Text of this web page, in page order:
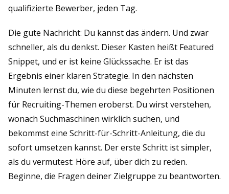
qualifizierte Bewerber, jeden Tag.
Die gute Nachricht: Du kannst das ändern. Und zwar
schneller, als du denkst. Dieser Kasten heißt Featured
Snippet, und er ist keine Glückssache. Er ist das
Ergebnis einer klaren Strategie. In den nächsten
Minuten lernst du, wie du diese begehrten Positionen
für Recruiting-Themen eroberst. Du wirst verstehen,
wonach Suchmaschinen wirklich suchen, und
bekommst eine Schritt-für-Schritt-Anleitung, die du
sofort umsetzen kannst. Der erste Schritt ist simpler,
als du vermutest: Höre auf, über dich zu reden.
Beginne, die Fragen deiner Zielgruppe zu beantworten.